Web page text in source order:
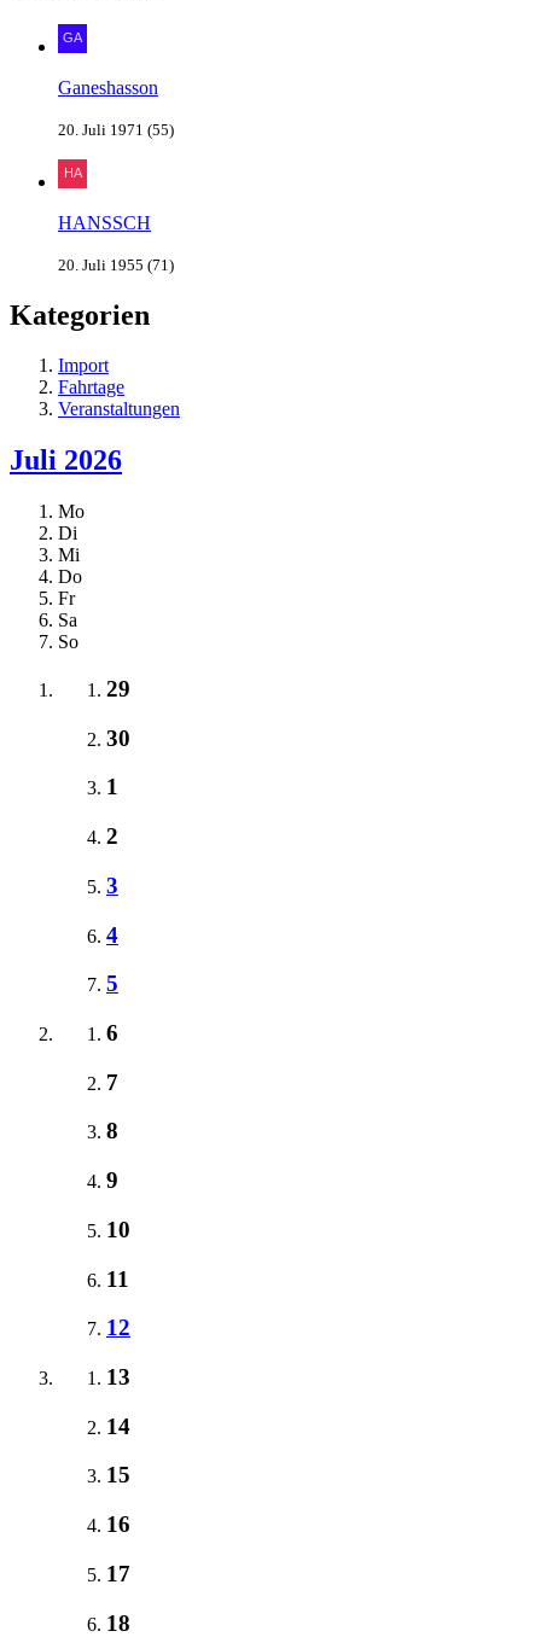
Ganeshasson
20. Juli 1971 (55)
HANSSCH
20. Juli 1955 (71)
Kategorien
Import
Fahrtage
Veranstaltungen
Juli 2026
Mo
Di
Mi
Do
Fr
Sa
So
29
30
1
2
3
4
5
6
7
8
9
10
11
12
13
14
15
16
17
18